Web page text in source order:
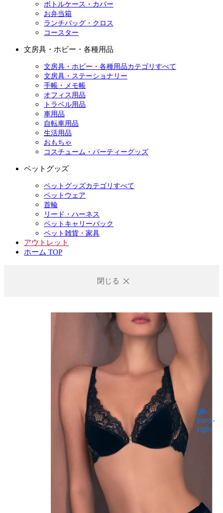
ボトルケース・カバー
お弁当箱
ランチバッグ・クロス
コースター
文房具・ホビー・各種用品
文房具・ホビー・各種用品カテゴリすべて
文房具・ステーショナリー
手帳・メモ帳
オフィス用品
トラベル用品
車用品
自転車用品
生活用品
おもちゃ
コスチューム・パーティーグッズ
ペットグッズ
ペットグッズカテゴリすべて
ペットウェア
首輪
リード・ハーネス
ペットキャリーバック
ペット雑貨・家具
アウトレット
ホーム TOP
閉じる